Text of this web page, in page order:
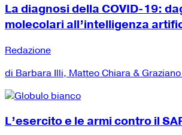
La diagnosi della COVID-19:
molecolari all’intelligenza
Redazione
di Barbara Illi, Matteo Chiara &
L’esercito e le armi contro il